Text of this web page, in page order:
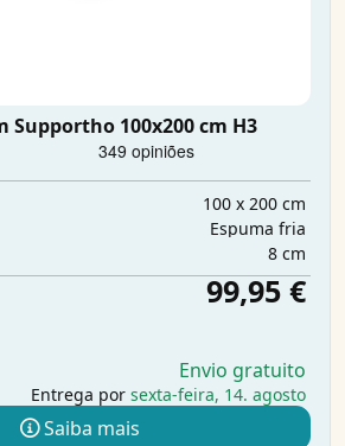
Supportho 100x200 cm H3
100 x 200 cm
Espuma fria
8 cm
99,95 €
Envio gratuito
Entrega por sexta-feira, 14. agosto
Saiba mais